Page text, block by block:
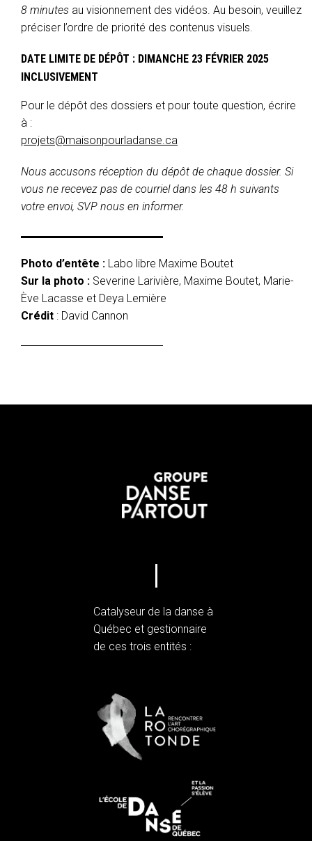
8 minutes au visionnement des vidéos. Au besoin, veuillez
préciser l’ordre de priorité des contenus visuels.
DATE LIMITE DE DÉPÔT : DIMANCHE 23 FÉVRIER 2025
INCLUSIVEMENT
Pour le dépôt des dossiers et pour toute question, écrire
à :
projets@maisonpourladanse.ca
Nous accusons réception du dépôt de chaque dossier. Si
vous ne recevez pas de courriel dans les 48 h suivants
votre envoi, SVP nous en informer.
Photo d’entête : Labo libre Maxime Boutet
Sur la photo : Severine Larivière, Maxime Boutet, Marie-
Ève Lacasse et Deya Lemière
Crédit : David Cannon
Catalyseur de la danse à
Québec et gestionnaire
de ces trois entités :